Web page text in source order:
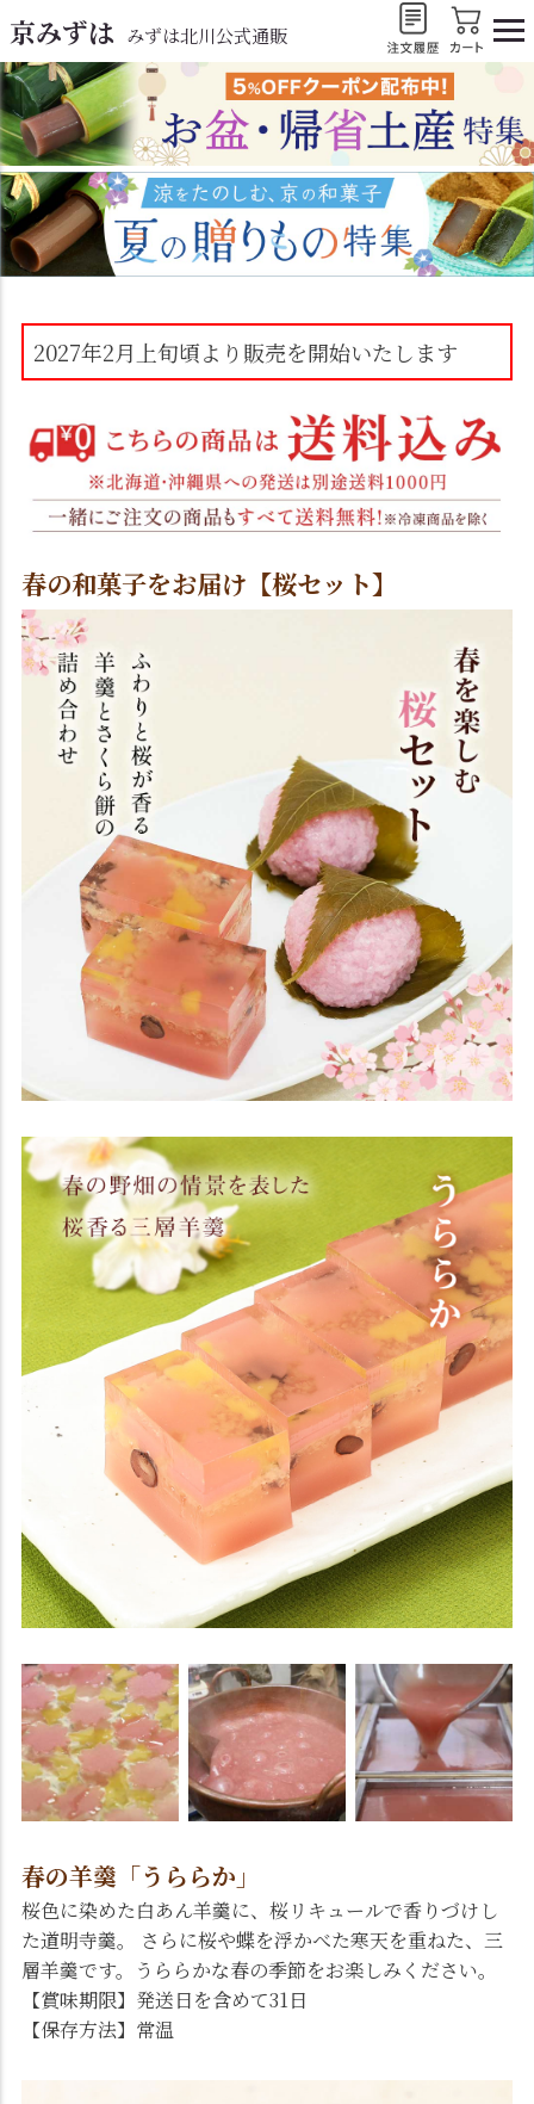
京みずは みずは北川公式通販
2027年2月上旬頃より販売を開始いたします
春の和菓子をお届け【桜セット】
春の羊羹「うららか」
桜色に染めた白あん羊羹に、桜リキュールで香りづけし
た道明寺羹。 さらに桜や蝶を浮かべた寒天を重ねた、三
層羊羹です。うららかな春の季節をお楽しみください。
【賞味期限】発送日を含めて31日
【保存方法】常温